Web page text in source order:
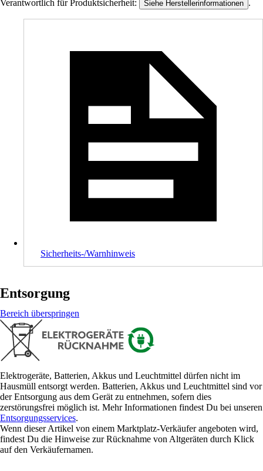
Verantwortlich für Produktsicherheit: Siehe Herstellerinformationen .
Sicherheits-/Warnhinweis
Entsorgung
Bereich überspringen
Elektrogeräte, Batterien, Akkus und Leuchtmittel dürfen nicht im
Hausmüll entsorgt werden. Batterien, Akkus und Leuchtmittel sind vor
der Entsorgung aus dem Gerät zu entnehmen, sofern dies
zerstörungsfrei möglich ist. Mehr Informationen findest Du bei unseren
Entsorgungsservices.
Wenn dieser Artikel von einem Marktplatz-Verkäufer angeboten wird,
findest Du die Hinweise zur Rücknahme von Altgeräten durch Klick
auf den Verkäufernamen.